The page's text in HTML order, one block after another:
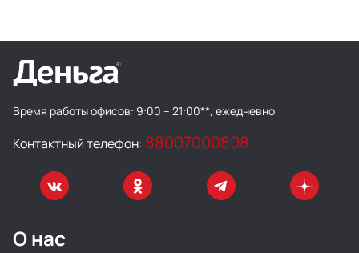
Время работы офисов: 9:00 – 21:00**, ежедневно
Контактный телефон: 88007000808
О нас